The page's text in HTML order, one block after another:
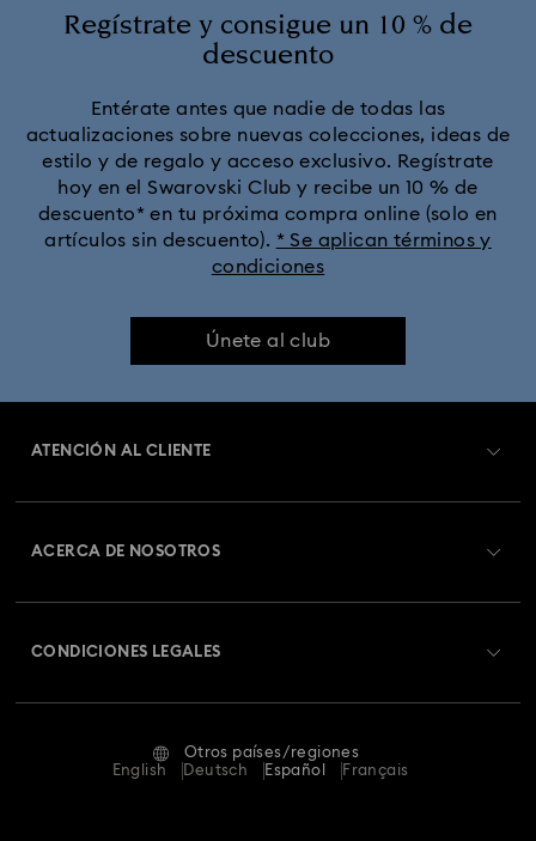
Regístrate y consigue un 10 % de
descuento
Entérate antes que nadie de todas las
actualizaciones sobre nuevas colecciones, ideas de
estilo y de regalo y acceso exclusivo. Regístrate
hoy en el Swarovski Club y recibe un 10 % de
descuento* en tu próxima compra online (solo en
artículos sin descuento). * Se aplican términos y
condiciones
Únete al club
ATENCIÓN AL CLIENTE
Guía de tamaños
ACERCA DE NOSOTROS
CONDICIONES LEGALES
Terminos & Condiciones
Otros países/regiones
English
Deutsch Español Français